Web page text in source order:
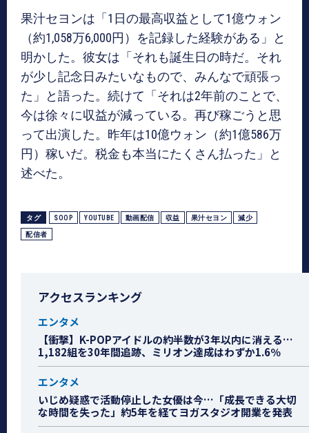
果汁セヨンは「1日の最高収益として1億ウォン
（約1,058万6,000円）を記録した経験がある」と
明かした。彼女は「それも誕生日の時だ。それ
が少し記念日みたいなもので、みんなで頑張っ
た」と語った。続けて「それは2年前のことで、
今は徐々に収益が減っている。再び稼ごうと思
って出演した。昨年は10億ウォン（約1億586万
円）稼いだ。税金も本当にたくさん払った」と
述べた。
タグ SOOP YOUTUBE 動画配信 収益 果汁セヨン 減少
配信者
アクセスランキング
エンタメ
【衝撃】K-POPアイドルの約半数が3年以内に消える…
1,182組を30年間追跡、ミリオン達成はわずか1.6％
エンタメ
いじめ疑惑で活動停止した女優は今…「成長できる大切
な時間を失った」約5年を経てヨガスタジオ開業を発表